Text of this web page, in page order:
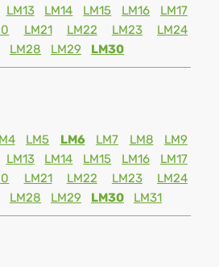
LM13 LM14 LM15 LM16
LM17
LM21 LM22 LM23
LM24
LM28 LM29 LM30
LM5 LM6 LM7 LM8
LM9
LM13 LM14 LM15 LM16
LM17
LM21 LM22 LM23
LM24
LM28 LM29 LM30 LM31